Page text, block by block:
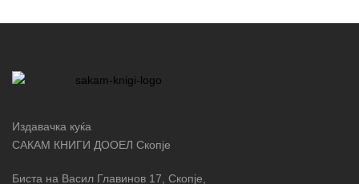
Издавачка куќа
САКАМ КНИГИ ДООЕЛ Скопје
Биста на Васил Главинов 17, Скопје,